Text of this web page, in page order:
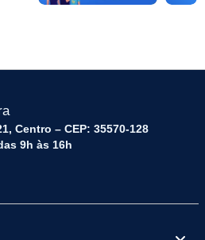
Centro – CEP: 35570-128
9h às 16h